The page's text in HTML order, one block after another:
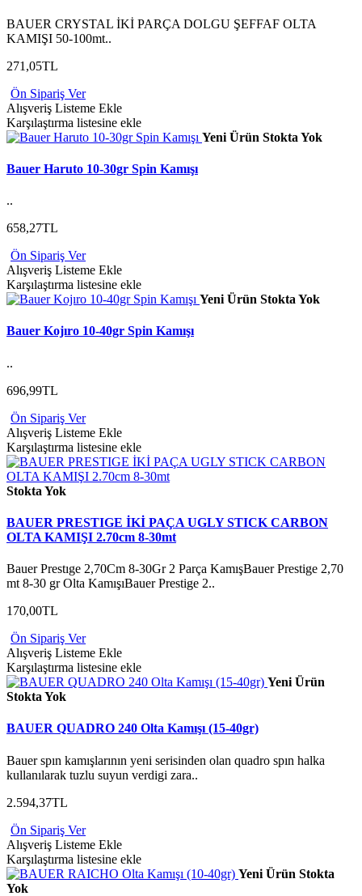
BAUER CRYSTAL İKİ PARÇA DOLGU ŞEFFAF OLTA
KAMIŞI 50-100mt..
271,05TL
Ön Sipariş Ver
Alışveriş Listeme Ekle
Karşılaştırma listesine ekle
Yeni Ürün Stokta Yok
Bauer Haruto 10-30gr Spin Kamışı
..
658,27TL
Ön Sipariş Ver
Alışveriş Listeme Ekle
Karşılaştırma listesine ekle
Yeni Ürün Stokta Yok
Bauer Kojıro 10-40gr Spin Kamışı
..
696,99TL
Ön Sipariş Ver
Alışveriş Listeme Ekle
Karşılaştırma listesine ekle
Stokta Yok
BAUER PRESTIGE İKİ PAÇA UGLY STICK CARBON
OLTA KAMIŞI 2.70cm 8-30mt
Bauer Prestıge 2,70Cm 8-30Gr 2 Parça KamışBauer Prestige 2,70
mt 8-30 gr Olta KamışıBauer Prestige 2..
170,00TL
Ön Sipariş Ver
Alışveriş Listeme Ekle
Karşılaştırma listesine ekle
Yeni Ürün
Stokta Yok
BAUER QUADRO 240 Olta Kamışı (15-40gr)
Bauer spın kamışlarının yeni serisinden olan quadro spın halka
kullanılarak tuzlu suyun verdigi zara..
2.594,37TL
Ön Sipariş Ver
Alışveriş Listeme Ekle
Karşılaştırma listesine ekle
Yeni Ürün Stokta
Yok